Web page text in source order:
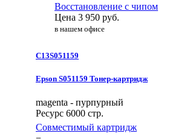
Восстановление с чипом
Цена 3 950 руб.
в нашем офисе
C13S051159
Epson S051159 Тонер-картридж
magenta - пурпурный
Ресурс 6000 стр.
Совместимый картридж